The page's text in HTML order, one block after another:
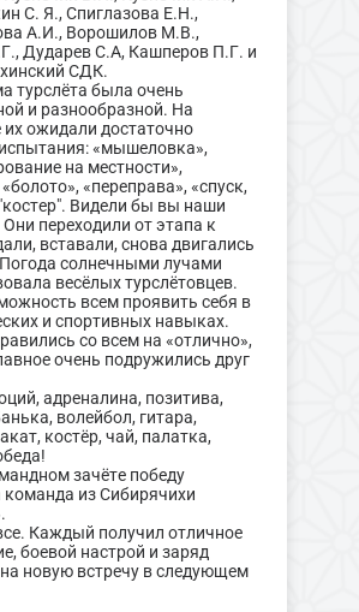
С. Я., Спиглазова Е.Н.,
А.И., Ворошилов М.В.,
Дударев С.А, Кашперов П.Г. и
СДК.
турслёта была очень
и разнообразной. На
ожидали достаточно
«мышеловка»,
на местности»,
«переправа», «спуск,
Видели бы вы наши
переходили от этапа к
вставали, снова двигались
солнечными лучами
весёлых турслётовцев.
всем проявить себя в
и спортивных навыках.
со всем на «отлично»,
очень подружились друг
адреналина, позитива,
волейбол, гитара,
костëр, чай, палатка,
зачёте победу
из Сибирячихи
Каждый получил отличное
боевой настрой и заряд
новую встречу в следующем